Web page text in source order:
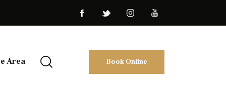
Area Book Online